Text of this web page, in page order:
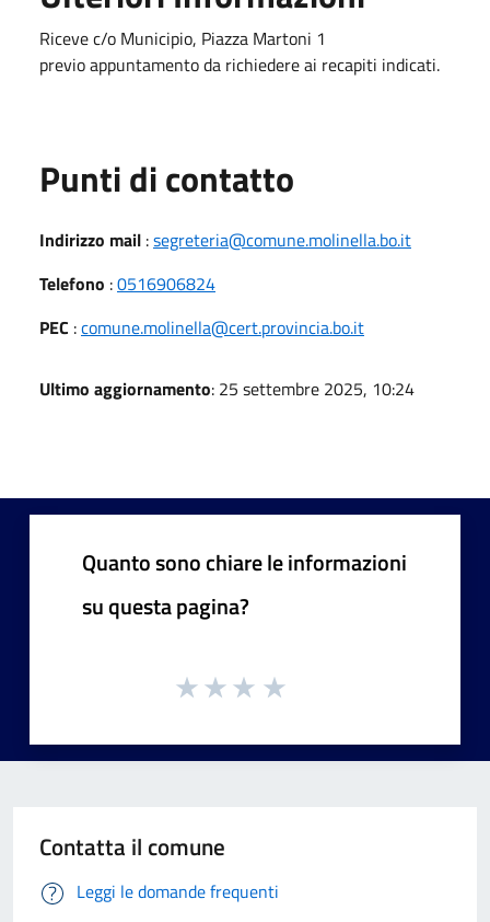
Riceve c/o Municipio, Piazza Martoni 1
previo appuntamento da richiedere ai recapiti indicati.
Punti di contatto
Indirizzo mail :segreteria@comune.molinella.bo.it
Telefono :0516906824
PEC :comune.molinella@cert.provincia.bo.it
Ultimo aggiornamento: 25 settembre 2025, 10:24
Quanto sono chiare le informazioni
su questa pagina?
Contatta il comune
Leggi le domande frequenti